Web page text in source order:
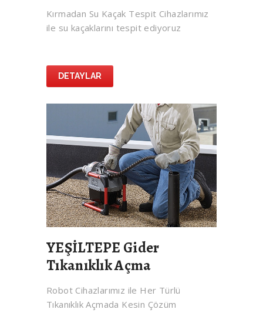
Kırmadan Su Kaçak Tespit Cihazlarımız
ile su kaçaklarını tespit ediyoruz
DETAYLAR
YEŞİLTEPE Gider
Tıkanıklık Açma
Robot Cihazlarımız ile Her Türlü
Tıkanıklık Açmada Kesin Çözüm